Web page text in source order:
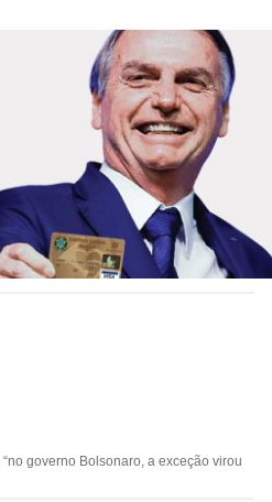
governo Bolsonaro, a exceção virou